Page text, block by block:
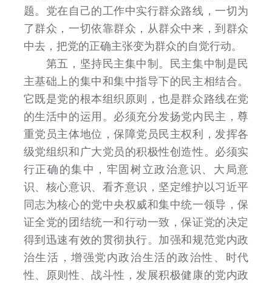
题。党在自己的工作中实行群众路线，一切为
了群众，一切依靠群众，从群众中来，到群众
中去，把党的正确主张变为群众的自觉行动。
第五，坚持民主集中制。民主集中制是民
主基础上的集中和集中指导下的民主相结合。
它既是党的根本组织原则，也是群众路线在党
的生活中的运用。必须充分发扬党内民主，尊
重党员主体地位，保障党员民主权利，发挥各
级党组织和广大党员的积极性创造性。必须实
行正确的集中，牢固树立政治意识、大局意
识、核心意识、看齐意识，坚定维护以习近平
同志为核心的党中央权威和集中统一领导，保
证全党的团结统一和行动一致，保证党的决定
得到迅速有效的贯彻执行。加强和规范党内政
治生活，增强党内政治生活的政治性、时代
性、原则性、战斗性，发展积极健康的党内政